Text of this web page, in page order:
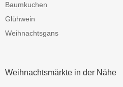
Baumkuchen
Glühwein
Weihnachtsgans
Weihnachtsmärkte in der Nähe